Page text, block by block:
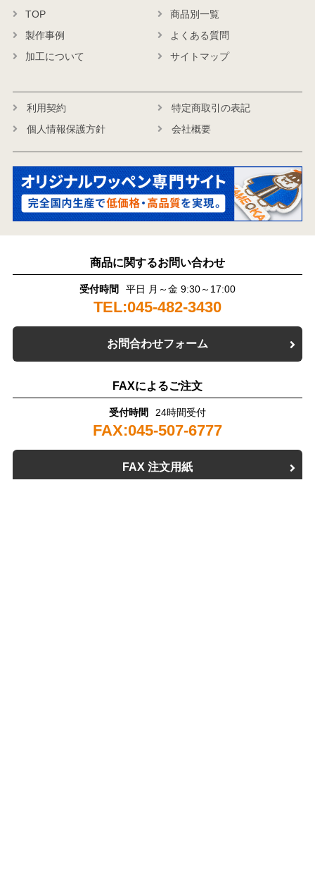
TOP
商品別一覧
製作事例
よくある質問
加工について
サイトマップ
利用契約
特定商取引の表記
個人情報保護方針
会社概要
商品に関するお問い合わせ
受付時間 平日 月～金 9:30～17:00
TEL:045-482-3430
お問合わせフォーム
FAXによるご注文
受付時間 24時間受付
FAX:045-507-6777
FAX 注文用紙